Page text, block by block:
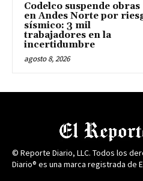
Codelco suspende obras
en Andes Norte por
sísmico: 3 mil
trabajadores en la
incertidumbre
agosto 8, 2026
© Reporte Diario, LLC. Todos los
Diario® es una marca registrada de